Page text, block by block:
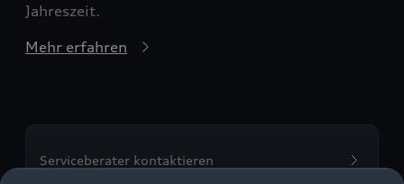
Jahreszeit.
Mehr erfahren
Serviceberater kontaktieren